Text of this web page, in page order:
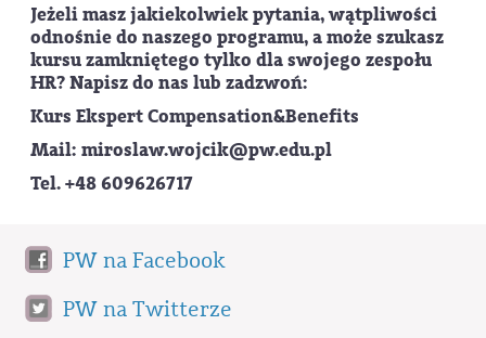
Jeżeli masz jakiekolwiek pytania, wątpliwości
odnośnie do naszego programu, a może szukasz
kursu zamkniętego tylko dla swojego zespołu
HR? Napisz do nas lub zadzwoń:
Kurs Ekspert Compensation&Benefits
Mail: miroslaw.wojcik@pw.edu.pl
Tel. +48 609626717
PW na Facebook
PW na Twitterze